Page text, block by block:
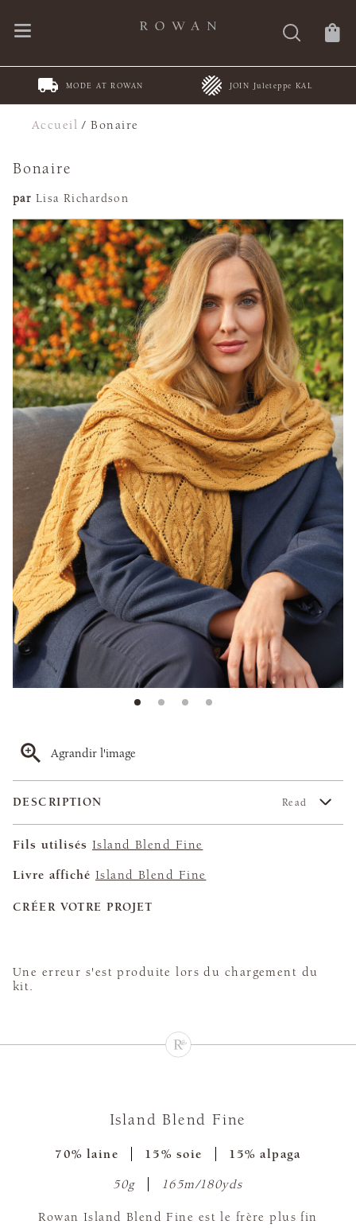
MODE AT ROWAN JOIN Juleteppe KAL
Accueil /Bonaire
Bonaire
par Lisa Richardson
Agrandir l'image
DESCRIPTION Read
Fils utilisés Island Blend Fine
Livre affiché Island Blend Fine
CRÉER VOTRE PROJET
Une erreur s'est produite lors du chargement du
kit.
Island Blend Fine
70% laine 15% soie 15% alpaga
50g 165m/180yds
Rowan Island Blend Fine est le frère plus fin